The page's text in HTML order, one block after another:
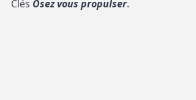
Clés Osez vous propulser.